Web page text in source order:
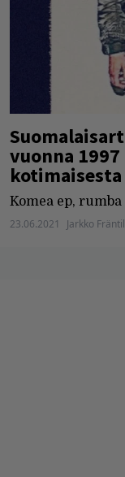
vuonna
Komea ep,
23.06.2021 Jarkko